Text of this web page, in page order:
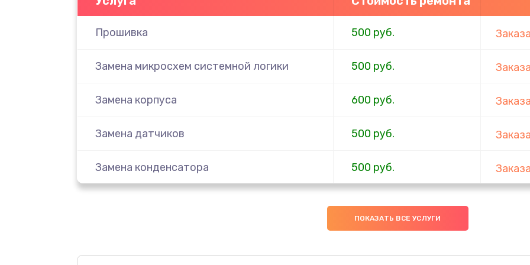
Прошивка 500 руб.
Замена микросхем системной логики 500 руб.
Замена корпуса 600 руб.
Замена датчиков 500 руб.
Замена конденсатора 500 руб.
1000 руб.
ПОКАЗАТЬ ВСЕ УСЛУГИ